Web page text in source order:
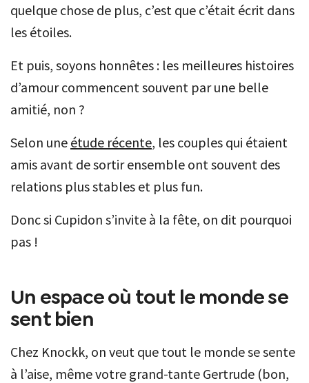
quelque chose de plus, c’est que c’était écrit dans
les étoiles.
Et puis, soyons honnêtes : les meilleures histoires
d’amour commencent souvent par une belle
amitié, non ?
Selon une étude récente, les couples qui étaient
amis avant de sortir ensemble ont souvent des
relations plus stables et plus fun.
Donc si Cupidon s’invite à la fête, on dit pourquoi
pas !
Un espace où tout le monde se
sent bien
Chez Knockk, on veut que tout le monde se sente
à l’aise, même votre grand-tante Gertrude (bon,